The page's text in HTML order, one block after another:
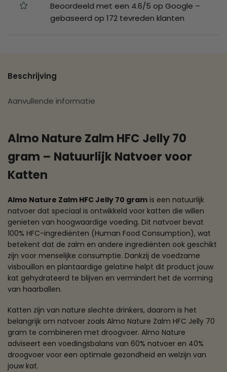
Beoordeeld met een 4.6/5 op Google –
gebaseerd op 172 tevreden klanten
Beschrijving
Aanvullende informatie
Almo Nature Zalm HFC Jelly 70
gram – Natuurlijk Natvoer voor
Katten
Almo Nature Zalm HFC Jelly 70 gram is een natuurlijk
natvoer dat speciaal is ontwikkeld voor katten die willen
genieten van hoogwaardige voeding. Dit natvoer bevat
100% HFC-ingrediënten (Human Food Consumption), wat
betekent dat de zalm en andere ingrediënten ook geschikt
zijn voor menselijke consumptie. Dankzij de voedzame
visbouillon en plantaardige gelatine helpt dit product jouw
kat gehydrateerd te blijven en vermindert het de vorming
van haarballen.
Katten zijn van nature slechte drinkers, daarom is het
belangrijk om natvoer zoals Almo Nature Zalm HFC Jelly 70
gram te combineren met droogvoer. Almo Nature
adviseert een voedingsbalans van 60% natvoer en 40%
droogvoer voor een optimale gezondheid en welzijn van
jouw kat.